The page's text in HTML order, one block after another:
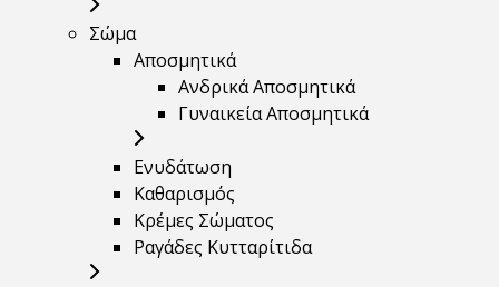
Σώμα
Αποσμητικά
Ανδρικά Αποσμητικά
Γυναικεία Αποσμητικά
Ενυδάτωση
Καθαρισμός
Κρέμες Σώματος
Ραγάδες Κυτταρίτιδα